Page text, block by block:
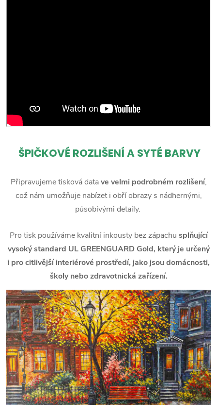
ŠPIČKOVÉ ROZLIŠENÍ A SYTÉ BARVY
Připravujeme tisková datave velmi podrobném rozlišení,
což nám umožňuje nabízet i obří obrazy s nádhernými,
působivými detaily.
Pro tisk používáme kvalitní inkousty bez zápachu splňující
vysoký standard UL GREENGUARD Gold, který je určený
i pro citlivější interiérové prostředí, jako jsou domácnosti,
školy nebo zdravotnická zařízení.